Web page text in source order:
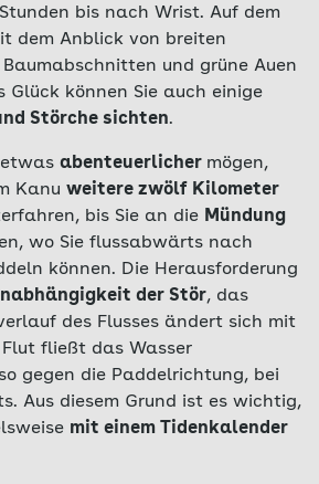
bis nach Wrist. Auf dem
dem Anblick von breiten
und grüne Auen
können Sie auch einige
Störche sichten.
etwas abenteuerlicher mögen,
Kanu weitere zwölf Kilometer
bis Sie an die Mündung
wo Sie flussabwärts nach
können. Die Herausforderung
der Stör, das
des Flusses ändert sich mit
Flut fließt das Wasser
gegen die Paddelrichtung, bei
Aus diesem Grund ist es wichtig,
mit einem Tidenkalender